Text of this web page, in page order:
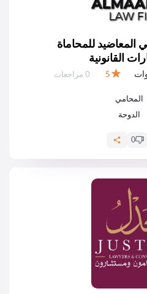
المعاضيد للمحاماة
القانونية
5 عدد المراجعات:
0 مراجعات
المحامي
الدوحة
0